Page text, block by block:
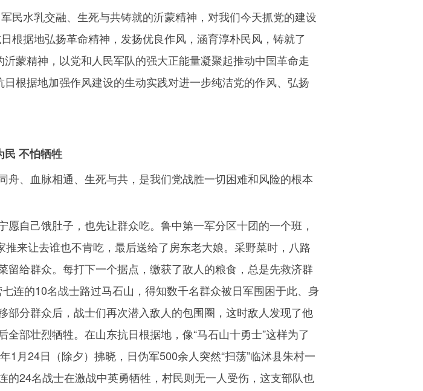
民水乳交融、生死与共铸就的沂蒙精神，对我们今天抓党的建设
根据地弘扬革命精神，发扬优良作风，涵育淳朴民风，铸就了
蒙精神，以党和人民军队的强大正能量凝聚起推动中国革命走
根据地加强作风建设的生动实践对进一步纯洁党的作风、弘扬
民 不怕牺牲
、血脉相通、生死与共，是我们党战胜一切困难和风险的根本
自己饿肚子，也先让群众吃。鲁中第一军分区十团的一个班，
推来让去谁也不肯吃，最后送给了房东老大娘。采野菜时，八路
给群众。每打下一个据点，缴获了敌人的粮食，总是先救济群
连的10名战士路过马石山，得知数千名群众被日军围困于此、身
分群众后，战士们再次潜入敌人的包围圈，这时敌人发现了他
部壮烈牺牲。在山东抗日根据地，像“马石山十勇士”这样为了
年1 月24日（除夕）拂晓，日伪军500余人突然“扫荡”临沭县朱村一
的24名战士在激战中英勇牺牲，村民则无一人受伤，这支部队也